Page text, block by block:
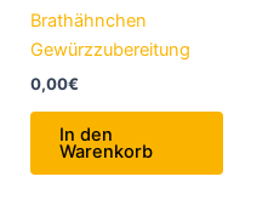
Brathähnchen
Gewürzzubereitung
0,00€
In den
Warenkorb